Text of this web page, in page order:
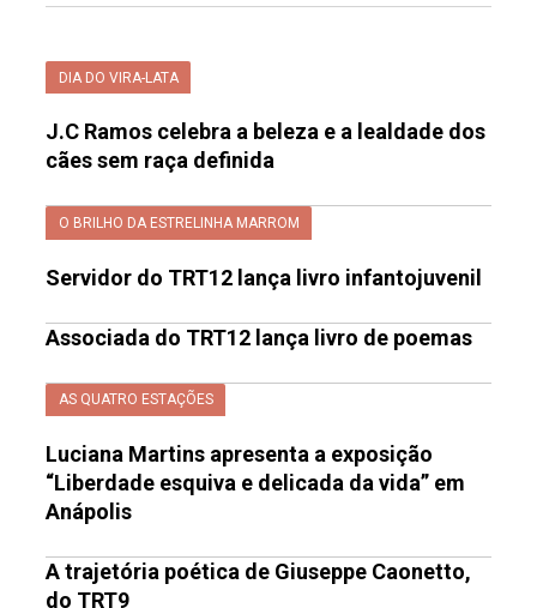
DIA DO VIRA-LATA
J.C Ramos celebra a beleza e a lealdade dos
cães sem raça definida
O BRILHO DA ESTRELINHA MARROM
Servidor do TRT12 lança livro infantojuvenil
Associada do TRT12 lança livro de poemas
AS QUATRO ESTAÇÕES
Luciana Martins apresenta a exposição
“Liberdade esquiva e delicada da vida” em
Anápolis
A trajetória poética de Giuseppe Caonetto,
do TRT9